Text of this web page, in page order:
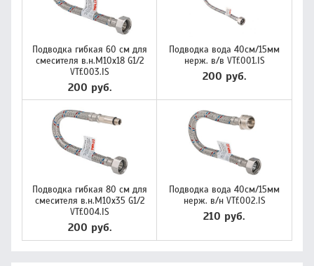
Подводка гибкая 60 см для
смесителя в.н.М10х18 G1/2
VTf.003.IS
200 руб.
Подводка вода 40см/15мм
нерж. в/в VTf.001.IS
200 руб.
Подводка гибкая 80 см для
смесителя в.н.М10х35 G1/2
VTf.004.IS
200 руб.
Подводка вода 40см/15мм
нерж. в/н VTf.002.IS
210 руб.